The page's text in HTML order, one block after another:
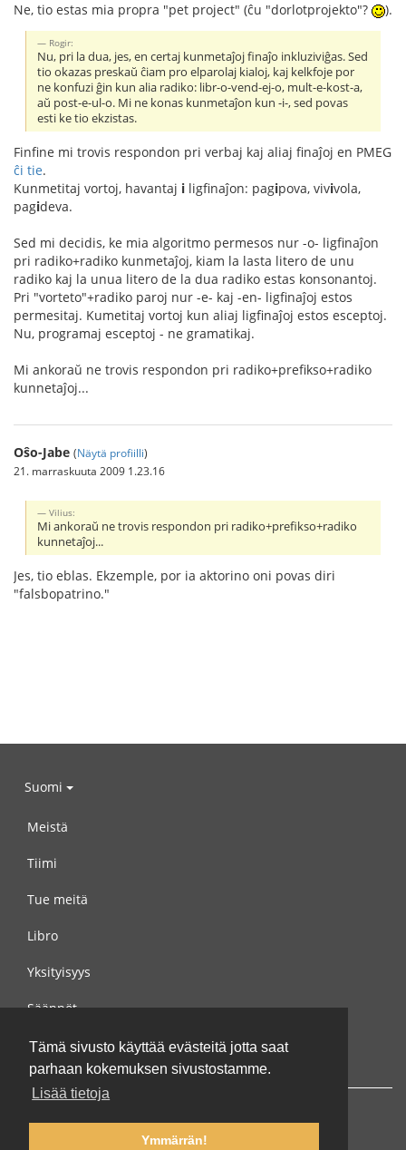
Tämä sivusto käyttää evästeitä jotta saat
parhaan kokemuksen sivustostamme.
Lisää tietoja
Ymmärrän!
Ne, tio estas mia propra "pet project" (ĉu "dorlotprojekto"? ).
Rogir:
Nu, pri la dua, jes, en certaj kunmetaĵoj finaĵo inkluziviĝas. Sed
tio okazas preskaŭ ĉiam pro elparolaj kialoj, kaj kelkfoje por
ne konfuzi ĝin kun alia radiko: libr-o-vend-ej-o, mult-e-kost-a,
aŭ post-e-ul-o. Mi ne konas kunmetaĵon kun -i-, sed povas
esti ke tio ekzistas.
Finfine mi trovis respondon pri verbaj kaj aliaj finaĵoj en PMEG
ĉi tie.
Kunmetitaj vortoj, havantaj i ligfinaĵon: pagipova, vivivola,
pagideva.
Sed mi decidis, ke mia algoritmo permesos nur -o- ligfinaĵon
pri radiko+radiko kunmetaĵoj, kiam la lasta litero de unu
radiko kaj la unua litero de la dua radiko estas konsonantoj.
Pri "vorteto"+radiko paroj nur -e- kaj -en- ligfinaĵoj estos
permesitaj. Kumetitaj vortoj kun aliaj ligfinaĵoj estos esceptoj.
Nu, programaj esceptoj - ne gramatikaj.
Mi ankoraŭ ne trovis respondon pri radiko+prefikso+radiko
kunnetaĵoj...
Oŝo-Jabe (Näytä profiilli)
21. marraskuuta 2009 1.23.16
Vilius:
Mi ankoraŭ ne trovis respondon pri radiko+prefikso+radiko
kunnetaĵoj...
Jes, tio eblas. Ekzemple, por ia aktorino oni povas diri
"falsbopatrino."
Suomi
Meistä
Tiimi
Tue meitä
Libro
Yksityisyys
Säännöt
Ota yhteyttä meihin